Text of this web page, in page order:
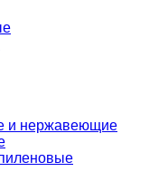
и нержавеющие